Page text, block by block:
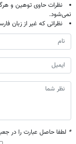
نظرات حاوی توهین و
نمی‌شود.
نظراتی که غیر از زبان
* لطفا حاصل عبارت را در